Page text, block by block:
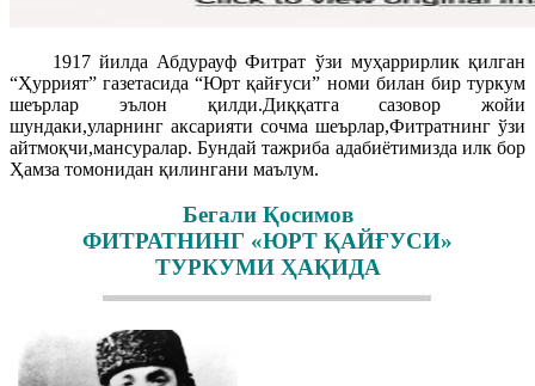
1917 йилда Абдурауф Фитрат ўзи муҳаррирлик қилган
“Ҳуррият” газетасида “Юрт қайғуси” номи билан бир туркум
шеърлар эълон қилди.Диққатга сазовор жойи
шундаки,уларнинг аксарияти сочма шеърлар,Фитратнинг ўзи
айтмоқчи,мансуралар. Бундай тажриба адабиётимизда илк бор
Ҳамза томонидан қилингани маълум.
Бегали Қосимов
ФИТРАТНИНГ «ЮРТ ҚАЙҒУСИ»
ТУРКУМИ ҲАҚИДА